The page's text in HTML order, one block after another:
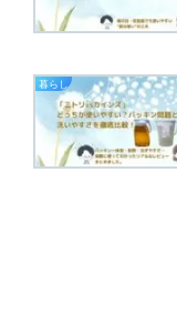
暮らし